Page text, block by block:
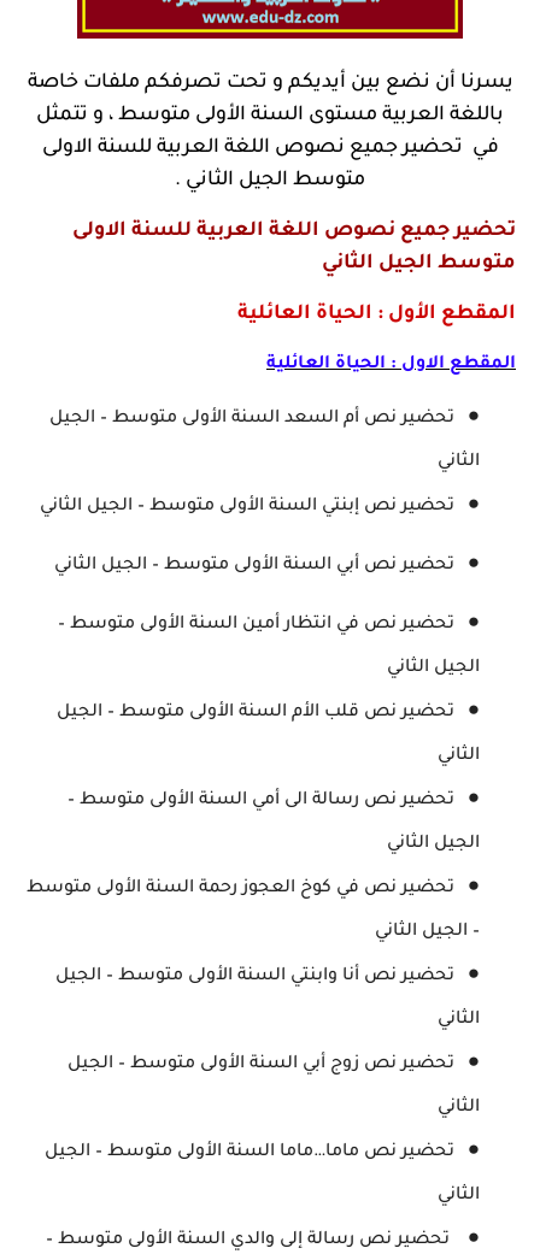
يسرنا أن نضع بين أيديكم و تحت تصرفكم ملفات خاصة
باللغة العربية مستوى السنة الأولى متوسط ، و تتمثل
في تحضير جميع نصوص اللغة العربية للسنة الاولى
متوسط الجيل الثاني .
تحضير جميع نصوص اللغة العربية للسنة الاولى
متوسط الجيل الثاني
المقطع الأول : الحياة العائلية
المقطع الاول : الحياة العائلية
تحضير نص أم السعد السنة الأولى متوسط – الجيل
الثاني
تحضير نص إبنتي السنة الأولى متوسط – الجيل الثاني
تحضير نص أبي السنة الأولى متوسط – الجيل الثاني
تحضير نص في انتظار أمين السنة الأولى متوسط –
الجيل الثاني
تحضير نص قلب الأم السنة الأولى متوسط – الجيل
الثاني
تحضير نص رسالة الى أمي السنة الأولى متوسط –
الجيل الثاني
تحضير نص في كوخ العجوز رحمة السنة الأولى متوسط
– الجيل الثاني
تحضير نص أنا وابنتي السنة الأولى متوسط – الجيل
الثاني
تحضير نص زوج أبي السنة الأولى متوسط – الجيل
الثاني
تحضير نص ماما…ماما السنة الأولى متوسط – الجيل
الثاني
تحضير نص رسالة إلى والدي السنة الأولى متوسط –